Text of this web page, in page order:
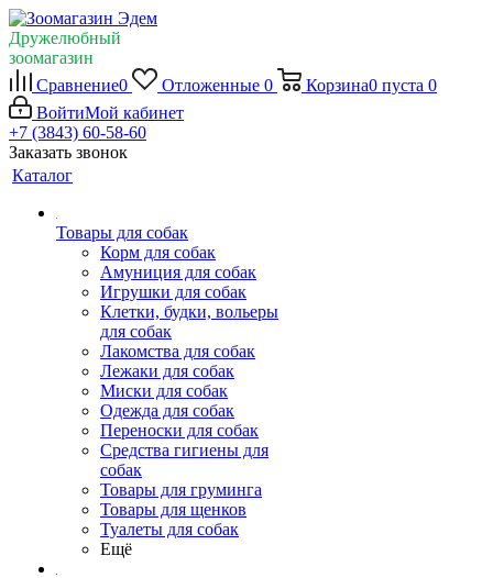
Дружелюбный
зоомагазин
Сравнение0 Отложенные 0 Корзина0 пуста 0
ВойтиМой кабинет
+7 (3843) 60-58-60
Заказать звонок
Каталог
Товары для собак
Корм для собак
Амуниция для собак
Игрушки для собак
Клетки, будки, вольеры
для собак
Лакомства для собак
Лежаки для собак
Миски для собак
Одежда для собак
Переноски для собак
Средства гигиены для
собак
Товары для груминга
Товары для щенков
Туалеты для собак
Ещё